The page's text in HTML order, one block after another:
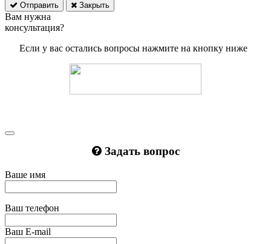
Отправить Закрыть
Вам нужна
консультация?
Если у вас остались вопросы нажмите на кнопку ниже
Задать вопрос
Ваше имя
Ваш телефон
Ваш E-mail